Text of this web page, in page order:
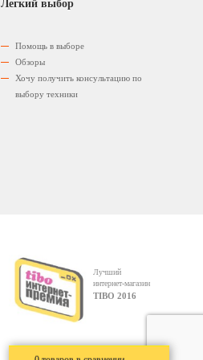
Легкий выбор
Помощь в выборе
Обзоры
Хочу получить консультацию по
выбору техники
Лучший
интернет-магазин
TIBO 2016